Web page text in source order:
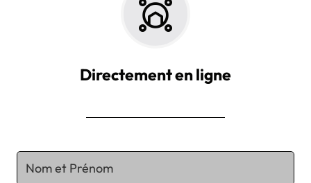
Directement en ligne